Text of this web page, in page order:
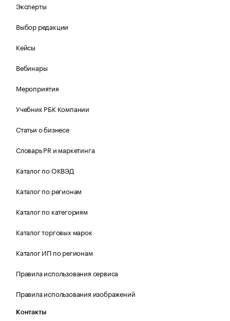
Эксперты
Выбор редакции
Кейсы
Вебинары
Мероприятия
Учебник РБК Компании
Статьи о бизнесе
Словарь PR и маркетинга
Каталог по ОКВЭД
Каталог по регионам
Каталог по категориям
Каталог торговых марок
Каталог ИП по регионам
Правила использования сервиса
Правила использования изображений
Контакты